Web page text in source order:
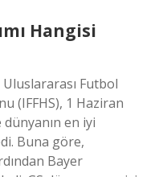
Hangisi
Uluslararası Futbol
(IFFHS), 1 Haziran
dünyanın en iyi
Buna göre,
Bayer